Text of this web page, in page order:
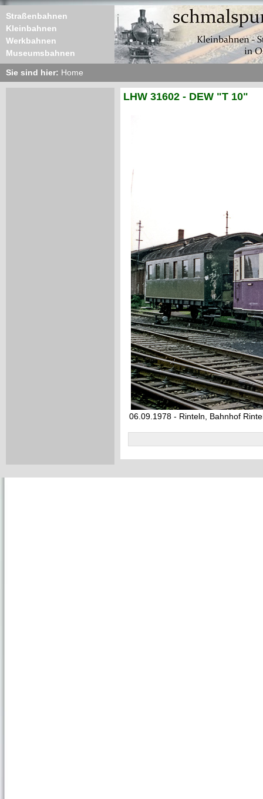
Straßenbahnen
Kleinbahnen
Werkbahnen
Museumsbahnen
Sie sind hier: Home
LHW 31602 - DEW "T 10"
06.09.1978 - Rinteln, Bahnhof